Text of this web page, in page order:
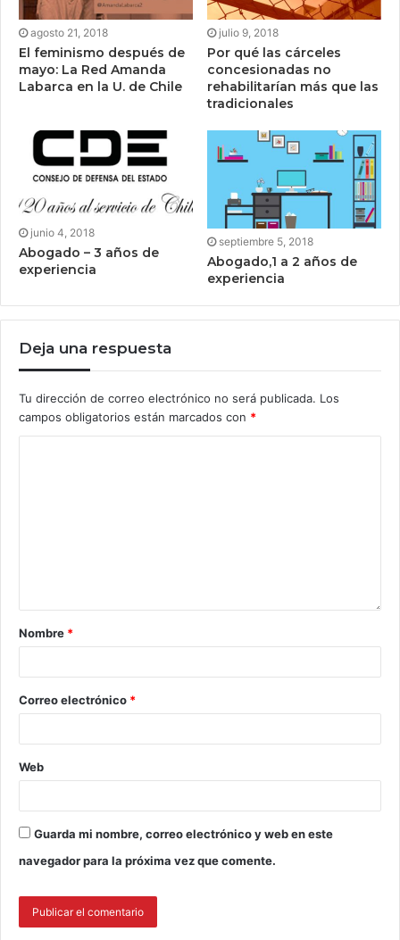
agosto 21, 2018
El feminismo después de
mayo: La Red Amanda
Labarca en la U. de Chile
julio 9, 2018
Por qué las cárceles
concesionadas no
rehabilitarían más que las
tradicionales
junio 4, 2018
Abogado – 3 años de
experiencia
septiembre 5, 2018
Abogado,1 a 2 años de
experiencia
Deja una respuesta
Tu dirección de correo electrónico no será publicada. Los
campos obligatorios están marcados con *
Nombre *
Correo electrónico *
Web
Guarda mi nombre, correo electrónico y web en este
navegador para la próxima vez que comente.